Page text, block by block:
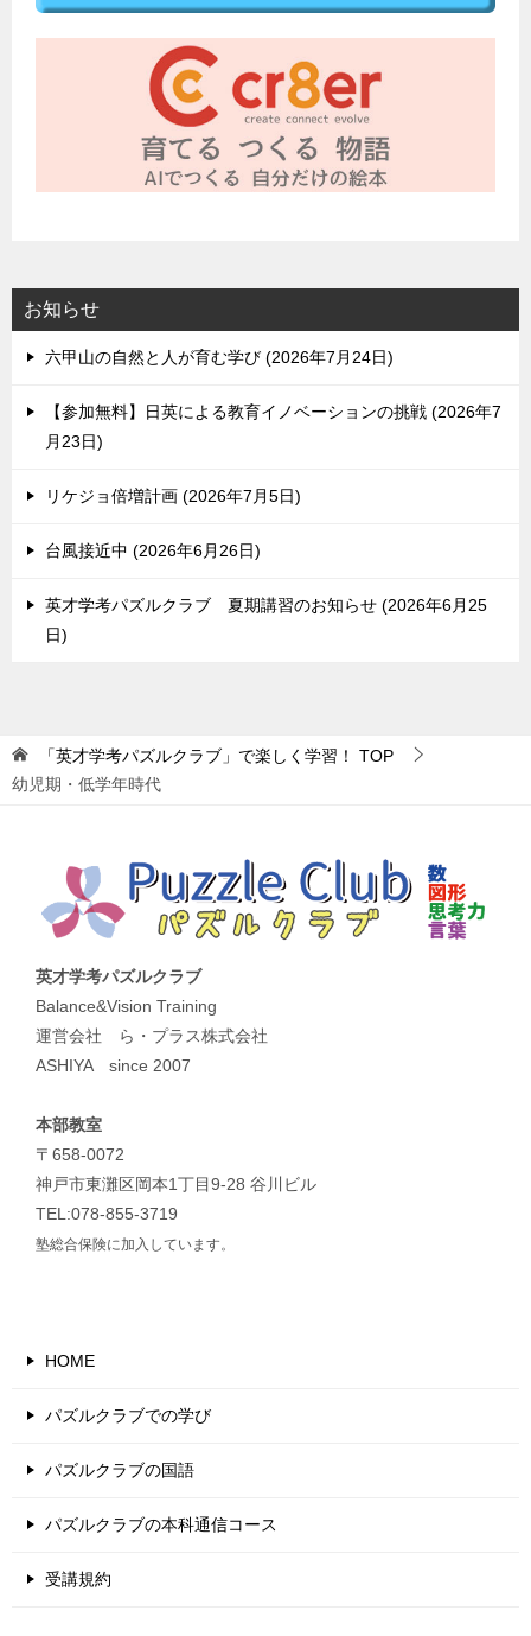
お知らせ
六甲山の自然と人が育む学び 2026年7月24日
【参加無料】日英による教育イノベーションの挑戦
2026年7
月23日
リケジョ倍増計画 2026年7月5日
台風接近中 2026年6月26日
英才学考パズルクラブ 夏期講習のお知らせ
2026年6月25
日
「英才学考パズルクラブ」で楽しく学習！
TOP
幼児期・低学年時代
英才学考パズルクラブ
Balance&Vision Training
運営会社 ら・プラス株式会社
ASHIYA since 2007
本部教室
〒658-0072
神戸市東灘区岡本1丁目9-28 谷川ビル
TEL:078-855-3719
塾総合保険に加入しています。
HOME
パズルクラブでの学び
パズルクラブの国語
パズルクラブの本科通信コース
受講規約